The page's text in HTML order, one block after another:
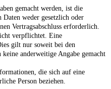
gemacht werden, ist die
Daten weder gesetzlich oder
Vertragsabschluss erforderlich.
verpflichtet. Eine
gilt nur soweit bei den
anderweitige Angabe gemacht
die sich auf eine
Person beziehen.